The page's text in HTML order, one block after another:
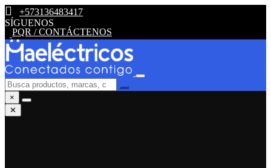
+573136483417
SÍGUENOS
PQR / CONTÁCTENOS
×
✕